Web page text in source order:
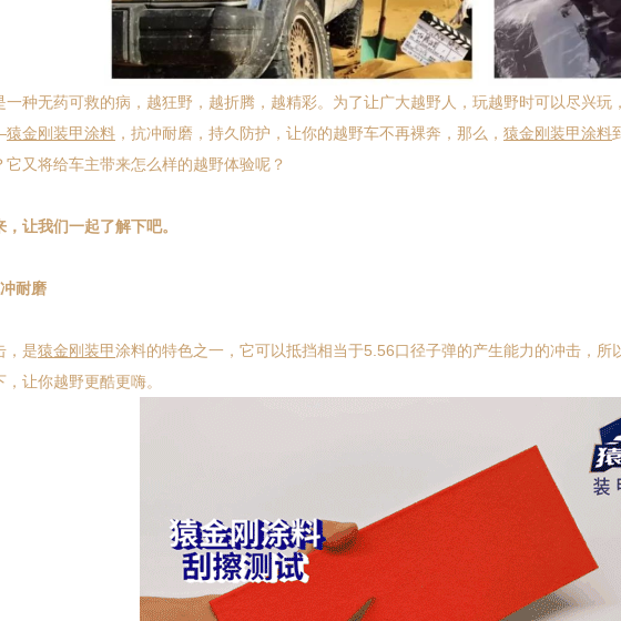
无药可救的病，越狂野，越折腾，越精彩。为了让广大越野人，玩越野时可以尽兴玩
猿金刚装甲涂料 ，抗冲耐磨，持久防护，让你的越野车不再裸奔，那么， 猿金刚装甲涂料
它又将给车主带来怎么样的越野体验呢？
我们一起了解下吧。
耐磨
是猿金刚装甲涂料的特色之一，它可以抵挡相当于5.56口径子弹的产生能力的冲击，所
，让你越野更酷更嗨。